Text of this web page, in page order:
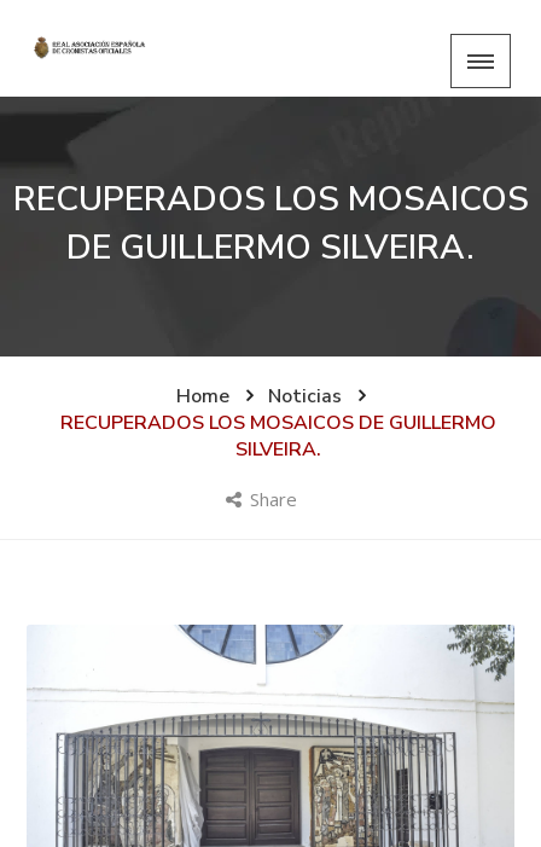
RECUPERADOS LOS MOSAICOS
DE GUILLERMO SILVEIRA.
Home
Noticias
RECUPERADOS LOS MOSAICOS DE GUILLERMO
SILVEIRA.
Share